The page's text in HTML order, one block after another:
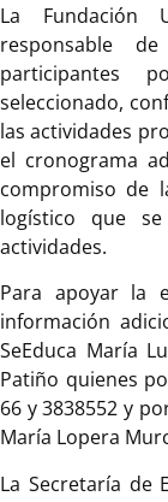
La Fundación
responsable
participantes
seleccionado,
las actividades
el cronograma
compromiso de
logístico que
actividades.
Para apoyar la
información
SeEduca María
Patiño quienes
66 y 3838552 y
María Lopera
La Secretaría de